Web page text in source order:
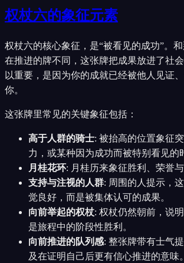
权杖六的象征元素
权杖六的核心象征，是“被看见的成功”。
在推进的牌不同，这张牌把成果放进了社
以重要，是因为你的成就已经被他人见证
你。
这张牌里常见的关键象征包括：
高于人群的骑士: 被抬高的位置象征
力，或某种因为成功而被特别看见的
月桂花环: 月桂历来象征胜利、荣誉与
支持与注视的人群: 周围的人提示，
觉良好，而是被集体认可的成果。
向前举起的权杖: 权杖仍然朝前，说
是旅程中的阶段性胜利。
向前推进的队列感: 整张牌带有士气
及在证明自己后更有信心推进的意味。